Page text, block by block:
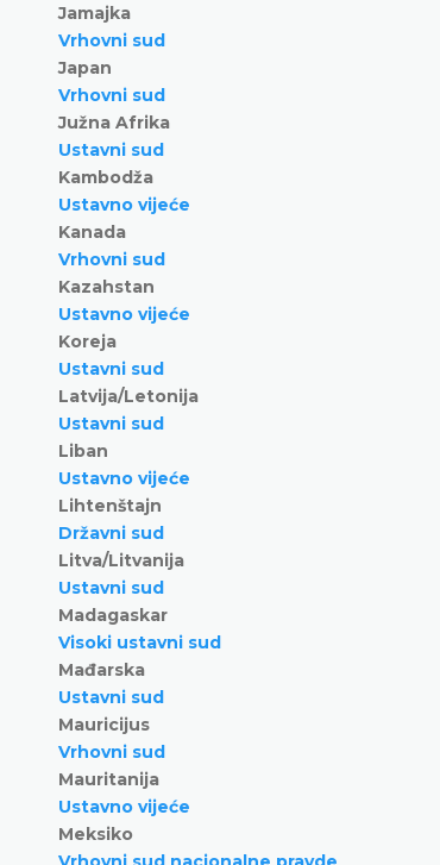
Jamajka
Vrhovni sud
Japan
Vrhovni sud
Južna Afrika
Ustavni sud
Kambodža
Ustavno vijeće
Kanada
Vrhovni sud
Kazahstan
Ustavno vijeće
Koreja
Ustavni sud
Latvija/Letonija
Ustavni sud
Liban
Ustavno vijeće
Lihtenštajn
Državni sud
Litva/Litvanija
Ustavni sud
Madagaskar
Visoki ustavni sud
Mađarska
Ustavni sud
Mauricijus
Vrhovni sud
Mauritanija
Ustavno vijeće
Meksiko